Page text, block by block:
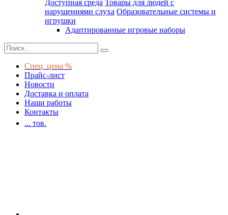
Доступная среда Товары для людей с
нарушениями слуха Образовательные системы и
игрушки
Адаптированные игровые наборы
Спец. цена %
Прайс-лист
Новости
Доставка и оплата
Наши работы
Контакты
... тов.